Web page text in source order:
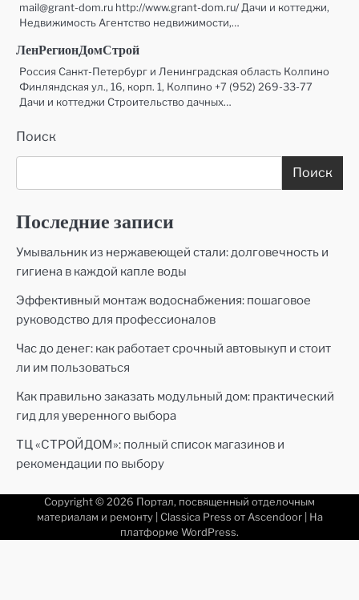
mail@grant-dom.ru http://www.grant-dom.ru/ Дачи и коттеджи,
Недвижимость Агентство недвижимости,…
ЛенРегионДомСтрой
Россия Санкт-Петербург и Ленинградская область Колпино
Финляндская ул., 16, корп. 1, Колпино +7 (952) 269-33-77
Дачи и коттеджи Строительство дачных…
Поиск
Поиск
Последние записи
Умывальник из нержавеющей стали: долговечность и
гигиена в каждой капле воды
Эффективный монтаж водоснабжения: пошаговое
руководство для профессионалов
Час до денег: как работает срочный автовыкуп и стоит
ли им пользоваться
Как правильно заказать модульный дом: практический
гид для уверенного выбора
ТЦ «СТРОЙДОМ»: полный список магазинов и
рекомендации по выбору
Copyright © 2026 Портал, посвященный отделочным
материалам и ремонту| Classica Press от Ascendoor| На
платформе WordPress.